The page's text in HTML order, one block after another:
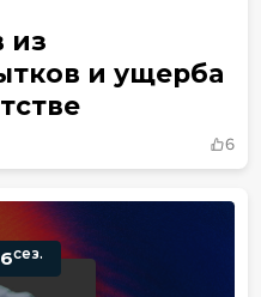
из
и ущерба
6
6сез.